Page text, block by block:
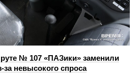
№ 107 «ПАЗики» заменили
невысокого спроса